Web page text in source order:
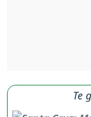
Te